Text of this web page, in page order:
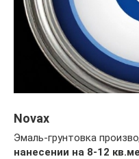
Novax
Эмаль-грунтовка
нанесении на 8-12